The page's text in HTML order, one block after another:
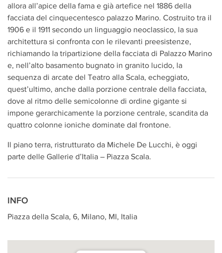
allora all’apice della fama e già artefice nel 1886 della
facciata del cinquecentesco palazzo Marino. Costruito tra il
1906 e il 1911 secondo un linguaggio neoclassico, la sua
architettura si confronta con le rilevanti preesistenze,
richiamando la tripartizione della facciata di Palazzo Marino
e, nell’alto basamento bugnato in granito lucido, la
sequenza di arcate del Teatro alla Scala, echeggiato,
quest’ultimo, anche dalla porzione centrale della facciata,
dove al ritmo delle semicolonne di ordine gigante si
impone gerarchicamente la porzione centrale, scandita da
quattro colonne ioniche dominate dal frontone.
Il piano terra, ristrutturato da Michele De Lucchi, è oggi
parte delle Gallerie d’Italia – Piazza Scala.
INFO
Piazza della Scala, 6, Milano, MI, Italia